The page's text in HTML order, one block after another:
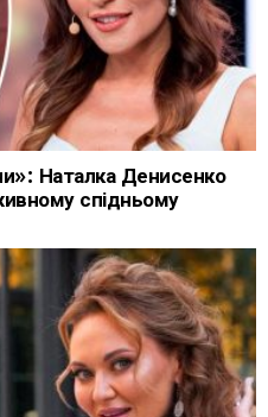
Наталка Денисенко
спідньому